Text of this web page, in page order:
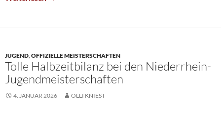
JUGEND,OFFIZIELLE MEISTERSCHAFTEN
Tolle Halbzeitbilanz bei den Niederrhein-
Jugendmeisterschaften
4. JANUAR 2026 OLLI KNIEST